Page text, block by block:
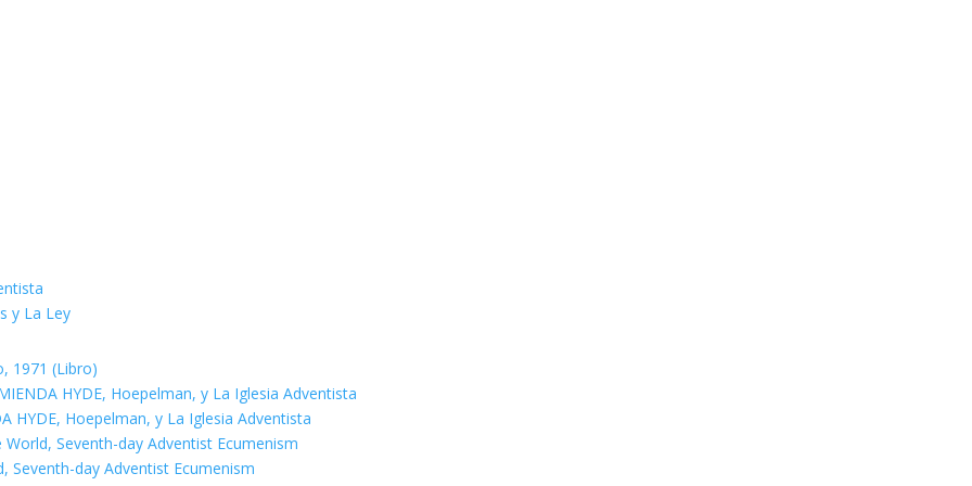
y La Ley
1971 (Libro)
HYDE, Hoepelman, y La Iglesia Adventista
Hoepelman, y La Iglesia Adventista
Seventh-day Adventist Ecumenism
Seventh-day Adventist Ecumenism